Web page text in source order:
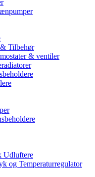
Tilbehør
& ventiler
Udluftere
og Temperaturregulator